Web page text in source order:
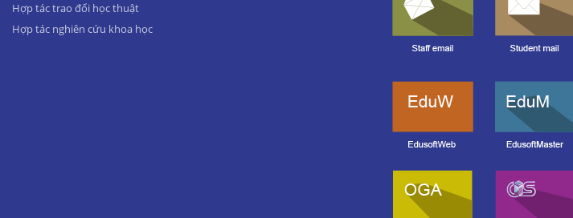
Hợp tác trao đổi học thuật
Hợp tác nghiên cứu khoa học